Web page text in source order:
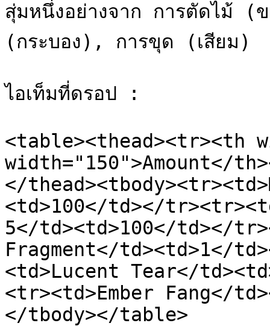
สุ่มหนึ่งอย่างจาก การตัดไม้
(กระบอง), การขุด (เสียม)
ไอเท็มที่ดรอป :
<table><thead><tr><th
width="150">Amount</
</
<td>100</td></
5</td><td>100</td></
Fragment</td><td>1</
<td>Lucent Tear</
<tr><td>Ember Fang</
</tbody></table>